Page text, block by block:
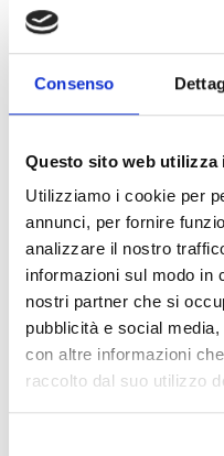
Consenso
Questo sito web utilizza
Utilizziamo i cookie per
annunci, per fornire
analizzare il nostro
informazioni sul modo in
nostri partner che si
pubblicità e social
con altre informazioni
raccolto dal suo utilizzo
0071522
Collare Titan
Per visualizzare i
effettuare il login.